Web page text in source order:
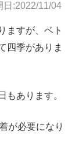
日:2022/11/04
ますが、ベト
四季がありま
もあります。
が必要になり